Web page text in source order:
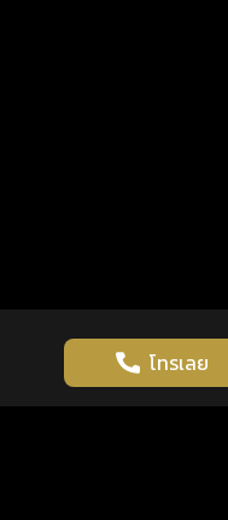
โทรเลย
เว็บไซต์นี้มีการใช้งานคุกกี้ เพื่อ
ในการใช้งานเว็บไซต์ น
รู้ก่อน พร้อมกว่า ทุกจังหวะชีวิต